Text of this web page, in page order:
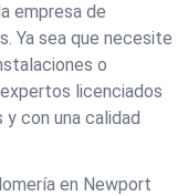
empresa de
Ya sea que necesite
o
licenciados
con una calidad
en Newport